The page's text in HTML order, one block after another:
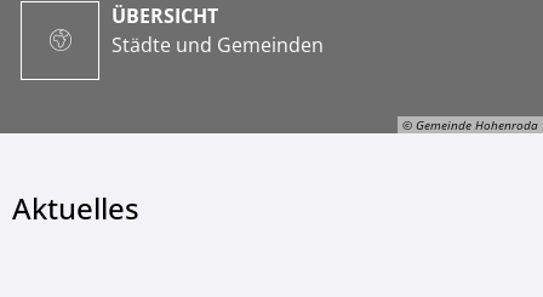
© Gemeinde Hohenroda
ÜBERSICHT
Städte und Gemeinden
Aktuelles